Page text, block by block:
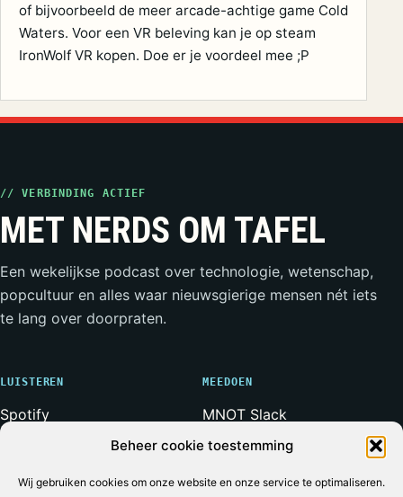
Beheer cookie toestemming
Wij gebruiken cookies om onze website en onze service te optimaliseren.
of bijvoorbeeld de meer arcade-achtige game Cold
Waters. Voor een VR beleving kan je op steam
IronWolf VR kopen. Doe er je voordeel mee ;P
// VERBINDING ACTIEF
MET NERDS OM TAFEL
Een wekelijkse podcast over technologie, wetenschap,
popcultuur en alles waar nieuwsgierige mensen nét iets
te lang over doorpraten.
LUISTEREN
Spotify
RSS-feed
MEEDOEN
MNOT Slack
Weerwolven Slack
Adverteren